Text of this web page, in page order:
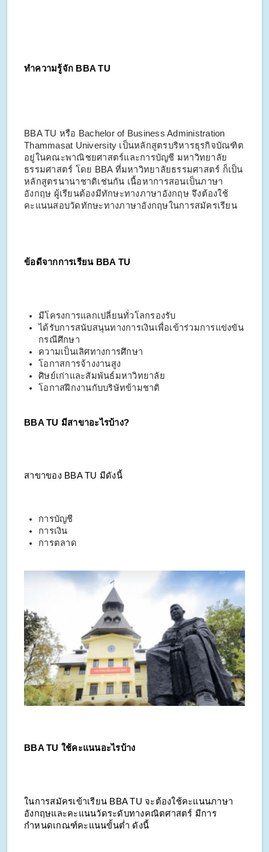
ทำความรู้จัก BBA TU
BBA TU หรือ Bachelor of Business Administration
Thammasat University เป็นหลักสูตรบริหารธุรกิจบัณฑิต
อยู่ในคณะพาณิชยศาสตร์และการบัญชี มหาวิทยาลัย
ธรรมศาสตร์ โดย BBA ที่มหาวิทยาลัยธรรมศาสตร์ ก็เป็น
หลักสูตรนานาชาติเช่นกัน เนื้อหาการสอนเป็นภาษา
อังกฤษ ผู้เรียนต้องมีทักษะทางภาษาอังกฤษ จึงต้องใช้
คะแนนสอบวัดทักษะทางภาษาอังกฤษในการสมัครเรียน
ข้อดีจากการเรียน BBA TU
มีโครงการแลกเปลี่ยนทั่วโลกรองรับ
ได้รับการสนับสนุนทางการเงินเพื่อเข้าร่วมการแข่งขัน
กรณีศึกษา
ความเป็นเลิศทางการศึกษา
โอกาสการจ้างงานสูง
ศิษย์เก่าและสัมพันธ์มหาวิทยาลัย
โอกาสฝึกงานกับบริษัทข้ามชาติ
BBA TU มีสาขาอะไรบ้าง?
สาขาของ BBA TU มีดังนี้
การบัญชี
การเงิน
การตลาด
BBA TU ใช้คะแนนอะไรบ้าง
ในการสมัครเข้าเรียน BBA TU จะต้องใช้คะแนนภาษา
อังกฤษและคะแนนวัดระดับทางคณิตศาสตร์ มีการ
กำหนดเกณฑ์คะแนนขั้นต่ำ ดังนี้